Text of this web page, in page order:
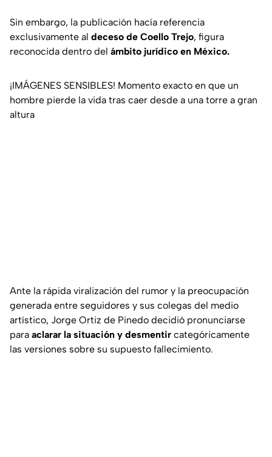
Sin embargo, la publicación hacía referencia
exclusivamente al deceso de Coello Trejo, figura
reconocida dentro del ámbito jurídico en México.
¡IMÁGENES SENSIBLES! Momento exacto en que un
hombre pierde la vida tras caer desde a una torre a gran
altura
Ante la rápida viralización del rumor y la preocupación
generada entre seguidores y sus colegas del medio
artístico, Jorge Ortiz de Pinedo decidió pronunciarse
para aclarar la situación y desmentir categóricamente
las versiones sobre su supuesto fallecimiento.